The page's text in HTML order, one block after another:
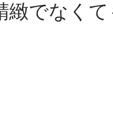
緻でなく